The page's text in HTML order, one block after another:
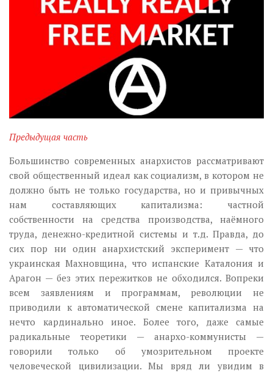
Візуальне
Научпоп
Inter/antinational
Предыдущая часть
Большинство современных анархистов рассматривают
свой общественный идеал как социализм, в котором не
должно быть не только государства, но и привычных
нам составляющих капитализма: частной
собственности на средства производства, наёмного
труда, денежно-кредитной системы и т.д. Правда, до
сих пор ни один анархистский эксперимент — что
украинская Махновщина, что испанские Каталония и
Арагон — без этих пережитков не обходился. Вопреки
всем заявлениям и программам, революции не
приводили к автоматической смене капитализма на
нечто кардинально иное. Более того, даже самые
радикальные теоретики — анархо-коммунисты —
говорили только об умозрительном проекте
человеческой цивилизации. Мы вряд ли увидим в